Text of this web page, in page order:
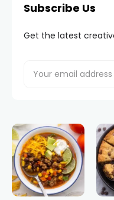
Subscribe Us
Get the latest